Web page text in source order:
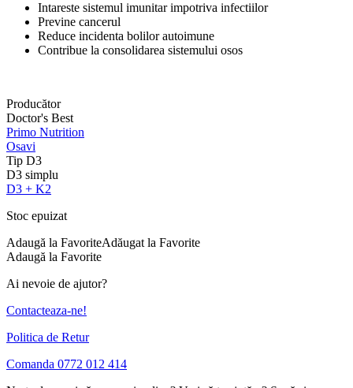
Intareste sistemul imunitar impotriva infectiilor
Previne cancerul
Reduce incidenta bolilor autoimune
Contribue la consolidarea sistemului osos
Producător
Doctor's Best
Primo Nutrition
Osavi
Tip D3
D3 simplu
D3 + K2
Stoc epuizat
Adaugă la FavoriteAdăugat la Favorite
Adaugă la Favorite
Ai nevoie de ajutor?
Contacteaza-ne!
Politica de Retur
Comanda 0772 012 414